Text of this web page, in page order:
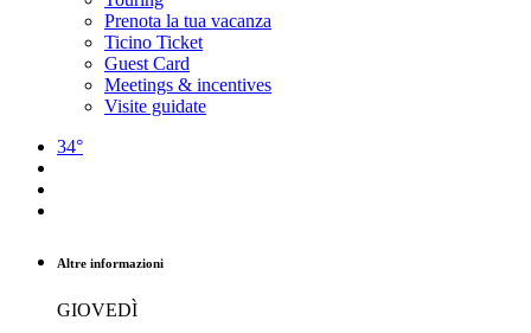
Prenota la tua vacanza
Ticino Ticket
Guest Card
Meetings & incentives
Visite guidate
34°
Altre informazioni
GIOVEDÌ